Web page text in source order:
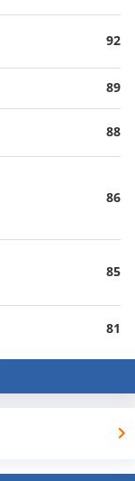
92
89
88
86
85
81